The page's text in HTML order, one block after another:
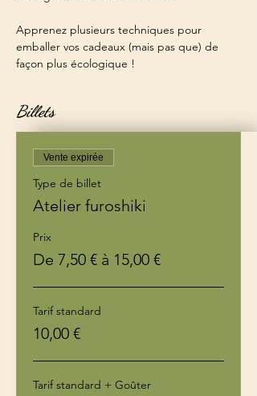
Apprenez plusieurs techniques pour
emballer vos cadeaux (mais pas que) de
façon plus écologique !
Billets
Vente expirée
Type de billet
Atelier furoshiki
Prix
De 7,50 € à 15,00 €
Tarif standard
10,00 €
Tarif standard + Goûter